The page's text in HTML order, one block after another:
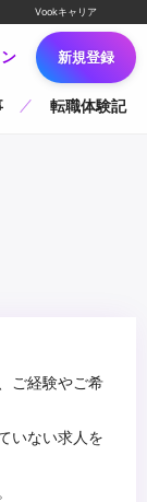
Vookキャリア
新規登録
転職体験記
ご経験やご希
いない求人を